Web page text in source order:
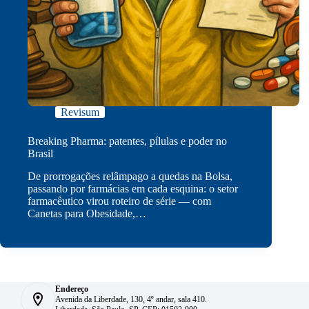
Revisum
Breaking Pharma: patentes, pílulas e poder no
Brasil
De prorrogações relâmpago a quedas na Bolsa,
passando por farmácias em cada esquina: o setor
farmacêutico virou roteiro de série — com
Canetas para Obesidade,…
Endereço
Avenida da Liberdade, 130, 4º andar, sala 410.